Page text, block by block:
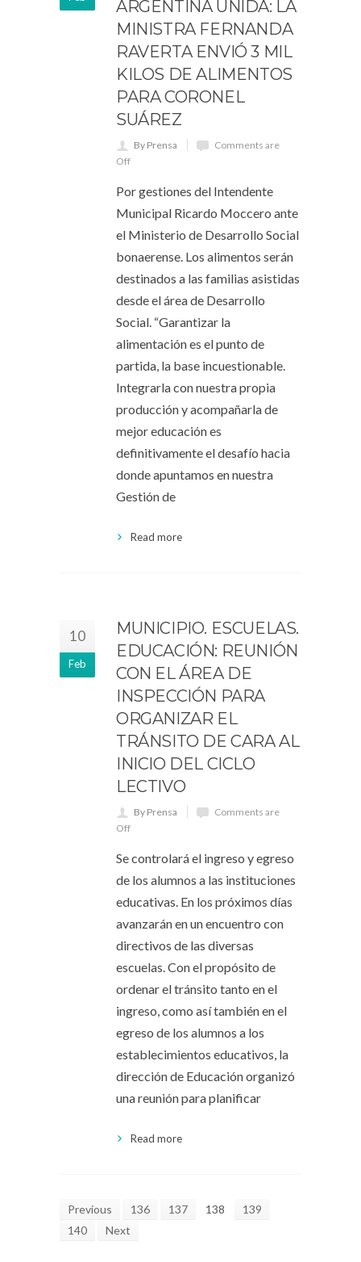
ARGENTINA UNIDA: LA
MINISTRA FERNANDA
RAVERTA ENVIÓ 3 MIL
KILOS DE ALIMENTOS
PARA CORONEL
SUÁREZ
By Prensa
Comments are
Off
Por gestiones del Intendente
Municipal Ricardo Moccero ante
el Ministerio de Desarrollo Social
bonaerense. Los alimentos serán
destinados a las familias asistidas
desde el área de Desarrollo
Social. “Garantizar la
alimentación es el punto de
partida, la base incuestionable.
Integrarla con nuestra propia
producción y acompañarla de
mejor educación es
definitivamente el desafío hacia
donde apuntamos en nuestra
Gestión de
Read more
10
Feb
MUNICIPIO. ESCUELAS.
EDUCACIÓN: REUNIÓN
CON EL ÁREA DE
INSPECCIÓN PARA
ORGANIZAR EL
TRÁNSITO DE CARA AL
INICIO DEL CICLO
LECTIVO
By Prensa
Comments are
Off
Se controlará el ingreso y egreso
de los alumnos a las instituciones
educativas. En los próximos días
avanzarán en un encuentro con
directivos de las diversas
escuelas. Con el propósito de
ordenar el tránsito tanto en el
ingreso, como así también en el
egreso de los alumnos a los
establecimientos educativos, la
dirección de Educación organizó
una reunión para planificar
Read more
Previous 136 137 138
139
140
Next